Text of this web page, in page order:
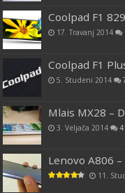
Coolpad F1
17. Travanj 2014
Coolpad F1
5. Studeni 2014
Mlais MX28 –
3. Veljača 2014
Lenovo A806
11.